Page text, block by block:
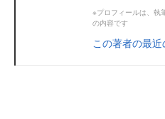
※プロフィールは、執
の内容です
この著者の最